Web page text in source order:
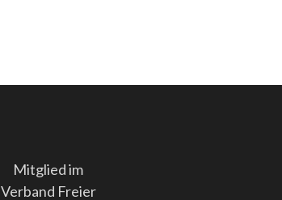
Mitglied im
Verband Freier